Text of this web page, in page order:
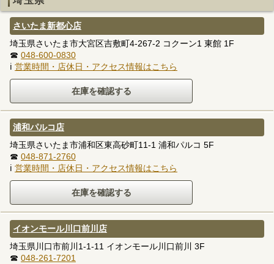
さいたま新都心店
埼玉県さいたま市大宮区吉敷町4-267-2 コクーン1 東館 1F
☎ 048-600-0830
ℹ 営業時間・店休日・アクセス情報はこちら
浦和パルコ店
埼玉県さいたま市浦和区東高砂町11-1 浦和パルコ 5F
☎ 048-871-2760
ℹ 営業時間・店休日・アクセス情報はこちら
イオンモール川口前川店
埼玉県川口市前川1-1-11 イオンモール川口前川 3F
☎ 048-261-7201